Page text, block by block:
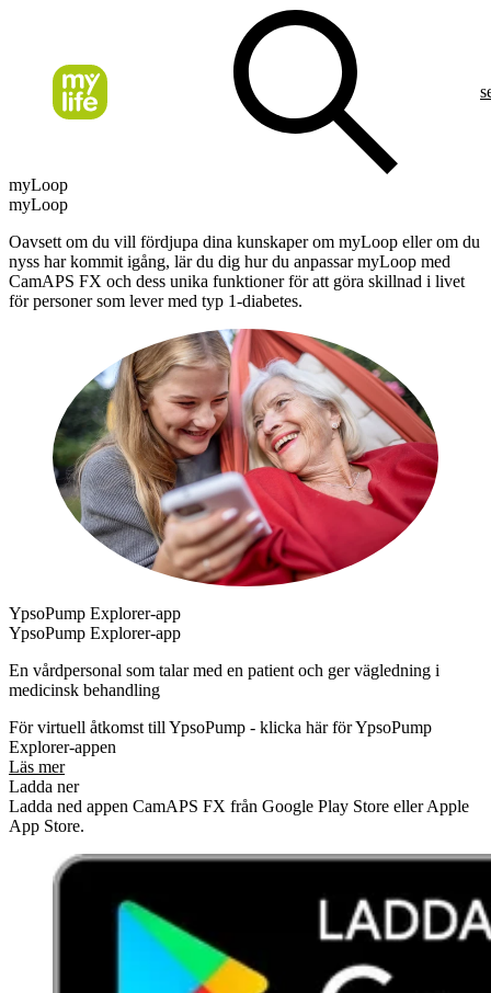
myLoop
myLoop
Oavsett om du vill fördjupa dina kunskaper om myLoop eller om du
nyss har kommit igång, lär du dig hur du anpassar myLoop med
CamAPS FX och dess unika funktioner för att göra skillnad i livet
för personer som lever med typ 1-diabetes.
YpsoPump Explorer-app
YpsoPump Explorer-app
En vårdpersonal som talar med en patient och ger vägledning i
medicinsk behandling
För virtuell åtkomst till YpsoPump - klicka här för YpsoPump
Explorer-appen
Läs mer
Ladda ner
Ladda ned appen CamAPS FX från Google Play Store eller Apple
App Store.